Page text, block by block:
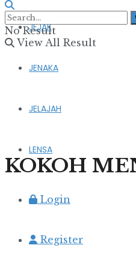
JEJAK
JENAKA
JELAJAH
LENSA
Login
Register
No Result
View All Result
KOKOH